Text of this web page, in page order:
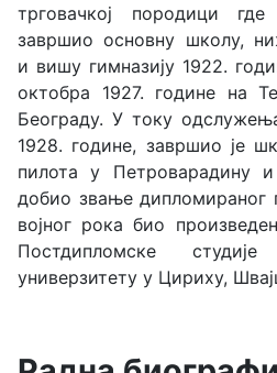
трговачкој породици где
завршио основну школу,
и вишу гимназију 1922.
октобра 1927. године на
Београду. У току
1928. године, завршио је
пилота у Петроварадину
добио звање дипломираног
војног рока био
Постдипломске
универзитету у Цириху,